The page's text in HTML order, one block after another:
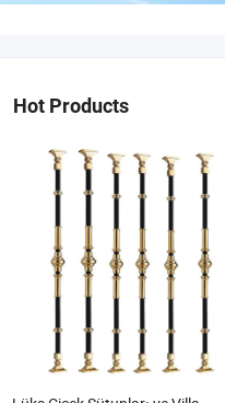
Hot Products